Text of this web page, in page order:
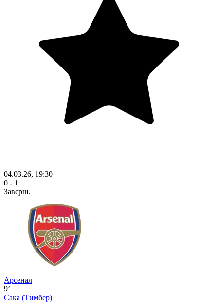
04.03.26, 19:30
0 - 1
Заверш.
Арсенал
9’
Сака (Тимбер)